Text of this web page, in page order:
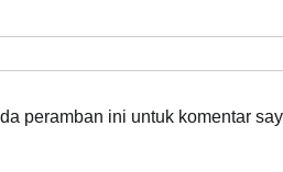
peramban ini untuk komentar